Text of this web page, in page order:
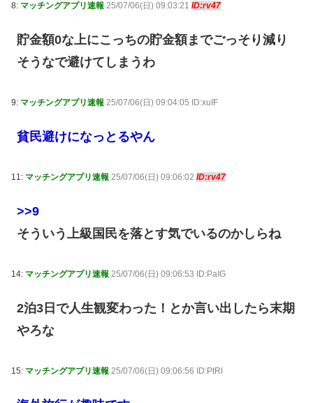
8: マッチングアプリ速報 25/07/06(日) 09:03:21 ID:rv47
貯金額0な上にこっちの貯金額までごっそり減り
そうなで避けてしまうわ
9: マッチングアプリ速報 25/07/06(日) 09:04:05 ID:xuIF
貧民避けになっとるやん
11: マッチングアプリ速報 25/07/06(日) 09:06:02 ID:rv47
>>9
そういう上級国民を落とす気でいるのかしらね
14: マッチングアプリ速報 25/07/06(日) 09:06:53 ID:PaIG
2泊3日で人生観変わった！とか言い出したら末期
やろな
15: マッチングアプリ速報 25/07/06(日) 09:06:56 ID:PtRl